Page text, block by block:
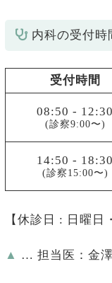
内科の受付時
受付時間
08:50 - 12:30
(診察9:00〜)
14:50 - 18:30
(診察15:00〜)
【休診日 : 日曜日
▲ … 担当医：金